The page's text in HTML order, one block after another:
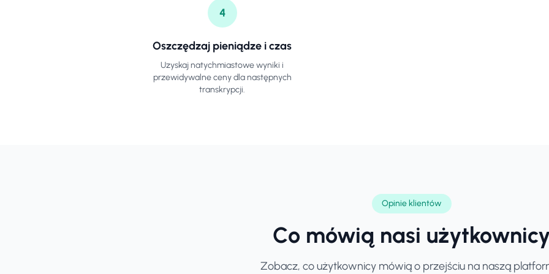
4
Oszczędzaj pieniądze i czas
Uzyskaj natychmiastowe wyniki i
przewidywalne ceny dla następnych
transkrypcji.
Opinie klientów
Co mówią nasi użytkownicy
Zobacz, co użytkownicy mówią o przejściu na naszą